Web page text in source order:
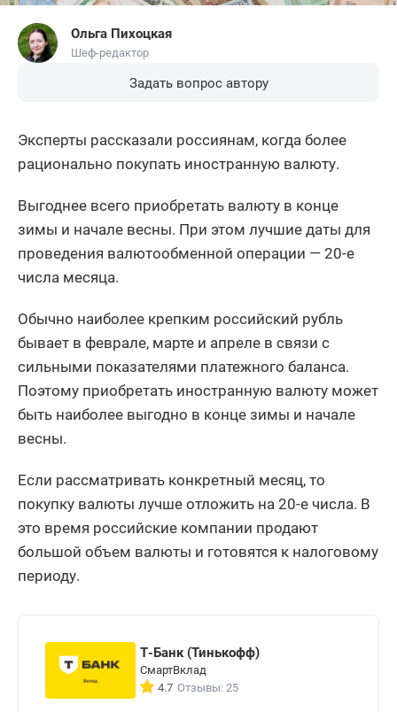
Ольга Пихоцкая
Шеф-редактор
Задать вопрос автору
Эксперты рассказали россиянам, когда более
рационально покупать иностранную валюту.
Выгоднее всего приобретать валюту в конце
зимы и начале весны. При этом лучшие даты для
проведения валютообменной операции — 20-е
числа месяца.
Обычно наиболее крепким российский рубль
бывает в феврале, марте и апреле в связи с
сильными показателями платежного баланса.
Поэтому приобретать иностранную валюту может
быть наиболее выгодно в конце зимы и начале
весны.
Если рассматривать конкретный месяц, то
покупку валюты лучше отложить на 20-е числа. В
это время российские компании продают
большой объем валюты и готовятся к налоговому
периоду.
Т-Банк (Тинькофф)
СмартВклад
4.7 Отзывы: 25